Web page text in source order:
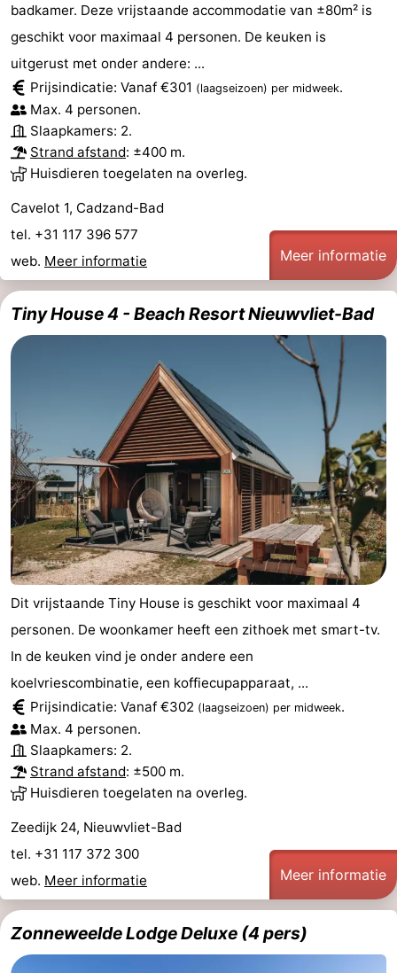
badkamer. Deze vrijstaande accommodatie van ±80m² is
geschikt voor maximaal 4 personen. De keuken is
uitgerust met onder andere: ...
Prijsindicatie: Vanaf €301 (laagseizoen) per midweek.
Max. 4 personen.
Slaapkamers: 2.
Strand afstand: ±400 m.
Huisdieren toegelaten na overleg.
Cavelot 1, Cadzand-Bad
tel. +31 117 396 577
web. Meer informatie Meer informatie
Tiny House 4 - Beach Resort Nieuwvliet-Bad
Dit vrijstaande Tiny House is geschikt voor maximaal 4
personen. De woonkamer heeft een zithoek met smart-tv.
In de keuken vind je onder andere een
koelvriescombinatie, een koffiecupapparaat, ...
Prijsindicatie: Vanaf €302 (laagseizoen) per midweek.
Max. 4 personen.
Slaapkamers: 2.
Strand afstand: ±500 m.
Huisdieren toegelaten na overleg.
Zeedijk 24, Nieuwvliet-Bad
tel. +31 117 372 300
web. Meer informatie Meer informatie
Zonneweelde Lodge Deluxe (4 pers)